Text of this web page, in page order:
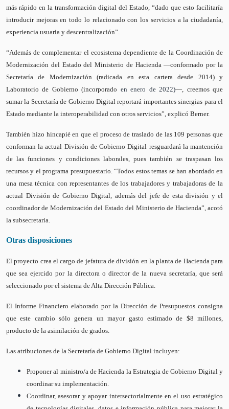
más rápido en la transformación digital del Estado, “dado que esto facilitaría
introducir mejoras en todo lo relacionado con los servicios a la ciudadanía,
experiencia usuaria y descentralización”.
“Además de complementar el ecosistema dependiente de la Coordinación de
Modernización del Estado del Ministerio de Hacienda —conformado por la
Secretaría de Modernización (radicada en esta cartera desde 2014) y
Laboratorio de Gobierno (incorporado en enero de 2022)—, creemos que
sumar la Secretaría de Gobierno Digital reportará importantes sinergias para el
Estado mediante la interoperabilidad con otros servicios”, explicó Berner.
También hizo hincapié en que el proceso de traslado de las 109 personas que
conforman la actual División de Gobierno Digital resguardará la mantención
de las funciones y condiciones laborales, pues también se traspasan los
recursos y el programa presupuestario. “Todos estos temas se han abordado en
una mesa técnica con representantes de los trabajadores y trabajadoras de la
actual División de Gobierno Digital, además del jefe de esta división y el
coordinador de Modernización del Estado del Ministerio de Hacienda”, acotó
la subsecretaria.
Otras disposiciones
El proyecto crea el cargo de jefatura de división en la planta de Hacienda para
que sea ejercido por la directora o director de la nueva secretaría, que será
seleccionado por el sistema de Alta Dirección Pública.
El Informe Financiero elaborado por la Dirección de Presupuestos consigna
que este cambio sólo genera un mayor gasto estimado de $8 millones,
producto de la asimilación de grados.
Las atribuciones de la Secretaría de Gobierno Digital incluyen:
Proponer al ministro/a de Hacienda la Estrategia de Gobierno Digital y
coordinar su implementación.
Coordinar, asesorar y apoyar intersectorialmente en el uso estratégico